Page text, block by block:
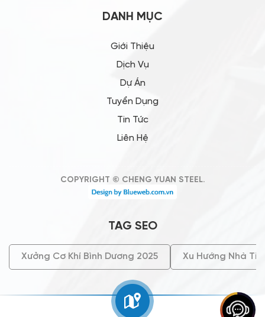
DANH MỤC
Giới Thiệu
Dịch Vụ
Dự Án
Tuyển Dụng
Tin Tức
Liên Hệ
COPYRIGHT © CHENG YUAN STEEL.
TAG SEO
Xưởng Cơ Khí Bình Dương 2025 Xu Hướng Nhà